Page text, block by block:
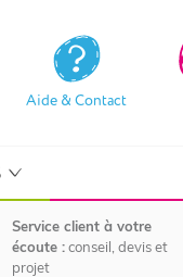
Aide & Contact
Service client à votre
écoute : conseil, devis et
projet